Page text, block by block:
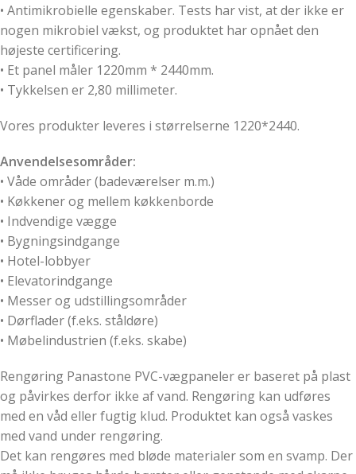
• Antimikrobielle egenskaber. Tests har vist, at der ikke er
nogen mikrobiel vækst, og produktet har opnået den
højeste certificering.
• Et panel måler 1220mm * 2440mm.
• Tykkelsen er 2,80 millimeter.
Vores produkter leveres i størrelserne 1220*2440.
Anvendelsesområder:
• Våde områder (badeværelser m.m.)
• Køkkener og mellem køkkenborde
• Indvendige vægge
• Bygningsindgange
• Hotel-lobbyer
• Elevatorindgange
• Messer og udstillingsområder
• Dørflader (f.eks. ståldøre)
• Møbelindustrien (f.eks. skabe)
Rengøring Panastone PVC-vægpaneler er baseret på plast
og påvirkes derfor ikke af vand. Rengøring kan udføres
med en våd eller fugtig klud. Produktet kan også vaskes
med vand under rengøring.
Det kan rengøres med bløde materialer som en svamp. Der